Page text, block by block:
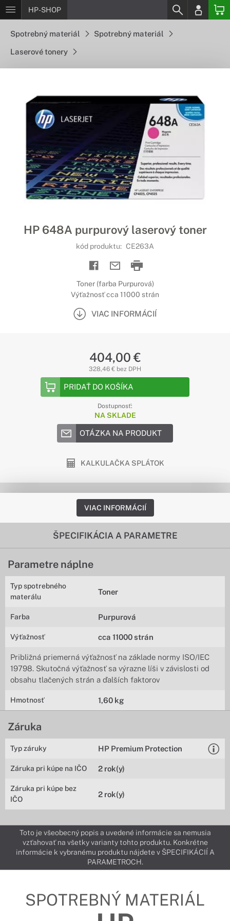
HP-SHOP
Spotrebný materiál Spotrebný materiál
Laserové tonery
HP 648A purpurový laserový toner
kód produktu: CE263A
Toner (farba Purpurová)
Výťažnosť cca 11000 strán
VIAC INFORMÁCIÍ
404,00 €
328,46 € bez DPH
PRIDAŤ DO KOŠÍKA
Dostupnosť:
NA SKLADE
OTÁZKA NA PRODUKT
KALKULAČKA SPLÁTOK
VIAC INFORMÁCIÍ
ŠPECIFIKÁCIA A PARAMETRE
Parametre náplne
Typ spotrebného
materálu
Toner
Farba Purpurová
Výťažnosť cca 11000 strán
Približná priemerná výťažnosť na základe normy ISO/IEC
19798. Skutočná výťažnosť sa výrazne líši v závislosti od
obsahu tlačených strán a ďalších faktorov
Hmotnosť 1,60 kg
Záruka
Typ záruky HP Premium Protection
Záruka pri kúpe na IČO 2 rok(y)
Záruka pri kúpe bez
IČO
2 rok(y)
Toto je všeobecný popis a uvedené informácie sa nemusia
vzťahovať na všetky varianty tohto produktu. Konkrétne
informácie k vybranému produktu nájdete v ŠPECIFIKÁCIÍ A
PARAMETROCH.
SPOTREBNÝ MATERIÁL